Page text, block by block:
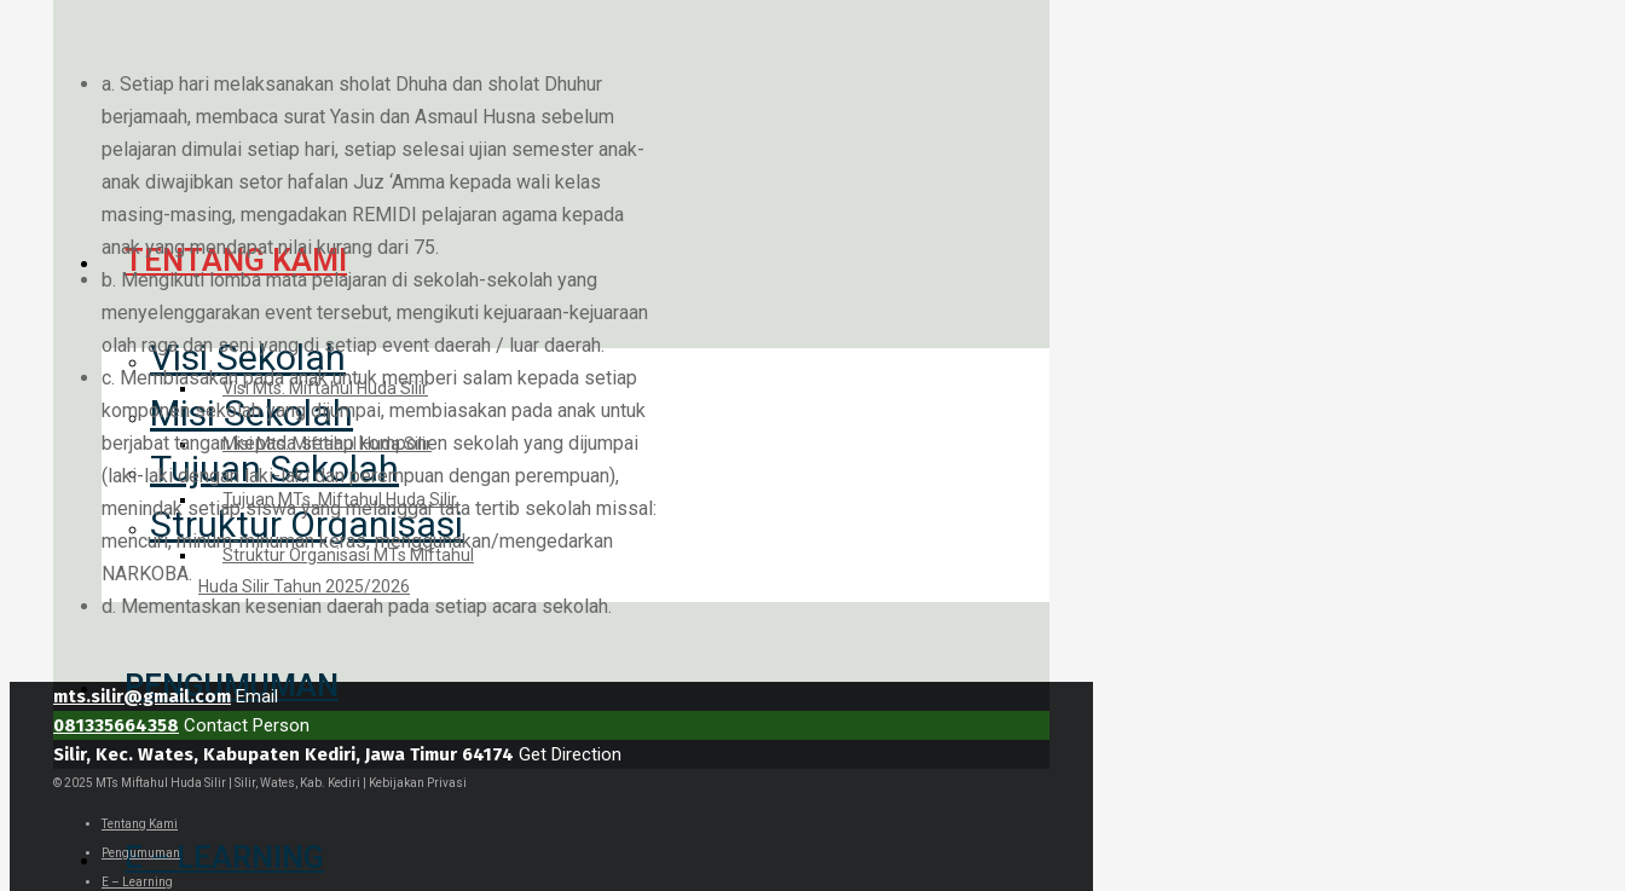
TENTANG KAMI
Visi Sekolah
Visi Mts. Miftahul Huda Silir
Misi Sekolah
Misi Mts. Miftahul Huda Silir
Tujuan Sekolah
Tujuan MTs. Miftahul Huda Silir
Struktur Organisasi
Struktur Organisasi MTs Miftahul
Huda Silir Tahun 2025/2026
PENGUMUMAN
E – LEARNING
a. Setiap hari melaksanakan sholat Dhuha dan sholat Dhuhur
berjamaah, membaca surat Yasin dan Asmaul Husna sebelum
pelajaran dimulai setiap hari, setiap selesai ujian semester anak-
anak diwajibkan setor hafalan Juz ‘Amma kepada wali kelas
masing-masing, mengadakan REMIDI pelajaran agama kepada
anak yang mendapat nilai kurang dari 75.
b. Mengikuti lomba mata pelajaran di sekolah-sekolah yang
menyelenggarakan event tersebut, mengikuti kejuaraan-kejuaraan
olah raga dan seni yang di setiap event daerah / luar daerah.
c. Membiasakan pada anak untuk memberi salam kepada setiap
komponen sekolah yang dijumpai, membiasakan pada anak untuk
berjabat tangan kepada setiap komponen sekolah yang dijumpai
(laki-laki dengan laki-laki dan perempuan dengan perempuan),
menindak setiap siswa yang melanggar tata tertib sekolah missal:
mencuri, minum-minuman keras, menggunakan/mengedarkan
NARKOBA.
d. Mementaskan kesenian daerah pada setiap acara sekolah.
mts.silir@gmail.com Email
081335664358 Contact Person
Silir, Kec. Wates, Kabupaten Kediri, Jawa Timur 64174 Get Direction
© 2025 MTs Miftahul Huda Silir | Silir, Wates, Kab. Kediri | Kebijakan Privasi
Tentang Kami
Pengumuman
E – Learning